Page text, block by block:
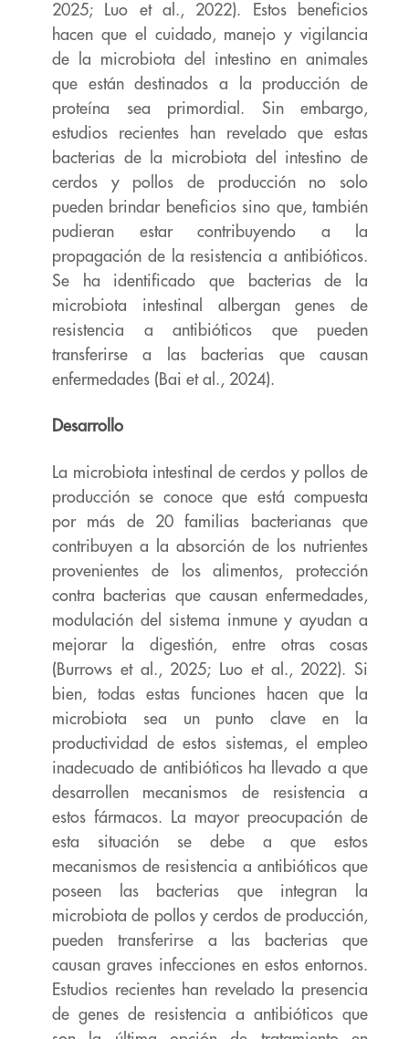
2025; Luo et al., 2022). Estos beneficios
hacen que el cuidado, manejo y vigilancia
de la microbiota del intestino en animales
que estándestinados a la producción de
proteína sea primordial. Sin embargo,
estudios recientes
han revelado que estas
bacterias de la microbiota del intestino de
cerdos y pollos de producción no solo
pueden brindar beneficios sino que, también
pudieran estar contribuyendo a la
propagación de la resistencia a antibióticos.
Se ha identificado que
bacterias de la
microbiota intestinal albergan genes de
resistencia a antibióticos que pueden
transferirse a las bacterias que causan
enfermedades (Bai et al., 2024).
Desarrollo
La microbiota intestinal de cerdos y pollos de
producción se conoce que está compuesta
por más de 20 familias bacterianas que
contribuyen a la absorción de los nutrientes
provenientes de los alimentos, protección
contra bacterias que causan enfermedades,
modulación del sistema inmune y ayudan a
mejorar la digestión, entre otras cosas
(Burrows et al., 2025; Luo et al., 2022). Si
bien, todas estas funciones hacen que la
microbiota sea un punto clave en la
productividad de estos sistemas, el empleo
inadecuado de antibióticos ha llevado a que
desarrollen mecanismos de resistencia a
estos fármacos. La mayor preocupación de
esta situación se debe a que estos
mecanismos de resistencia a antibióticos que
poseen las bacterias que integran la
microbiota de pollos y cerdos de producción,
pueden transferirse a las bacterias que
causan graves infecciones en estos entornos.
Estudios recientes han revelado la presencia
de genes de resistencia a antibióticos que